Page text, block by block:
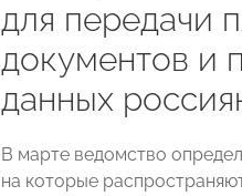
для передачи
документов и
данных
В марте ведомство
на которые